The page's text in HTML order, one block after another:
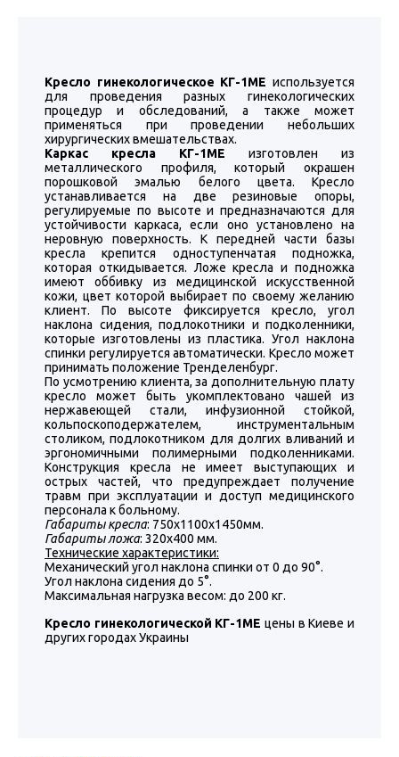
Кресло гинекологическое КГ-1МЕ используется
для проведения разных гинекологических
процедур и обследований, а также может
применяться при проведении небольших
хирургических вмешательствах.
Каркас кресла КГ-1МЕ изготовлен из
металлического профиля, который окрашен
порошковой эмалью белого цвета. Кресло
устанавливается на две резиновые опоры,
регулируемые по высоте и предназначаются для
устойчивости каркаса, если оно установлено на
неровную поверхность. К передней части базы
кресла крепится одноступенчатая подножка,
которая откидывается. Ложе кресла и подножка
имеют оббивку из медицинской искусственной
кожи, цвет которой выбирает по своему желанию
клиент. По высоте фиксируется кресло, угол
наклона сидения, подлокотники и подколенники,
которые изготовлены из пластика. Угол наклона
спинки регулируется автоматически. Кресло может
принимать положение Тренделенбург.
По усмотрению клиента, за дополнительную плату
кресло может быть укомплектовано чашей из
нержавеющей стали, инфузионной стойкой,
кольпоскоподержателем, инструментальным
столиком, подлокотником для долгих вливаний и
эргономичными полимерными подколенниками.
Конструкция кресла не имеет выступающих и
острых частей, что предупреждает получение
травм при эксплуатации и доступ медицинского
персонала к больному.
Габариты кресла: 750х1100х1450мм.
Габариты ложа: 320х400 мм.
Технические характеристики:
Механический угол наклона спинки от 0 до 90°.
Угол наклона сидения до 5°.
Максимальная нагрузка весом: до 200 кг.
Кресло гинекологической КГ-1МЕ цены в Киеве и
других городах Украины